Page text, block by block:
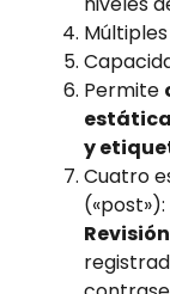
Múltiples
Permite
y
Cuatro
(«post»):
Revisión